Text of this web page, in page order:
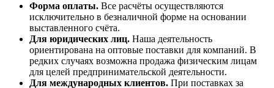
Форма оплаты. Все расчёты осуществляются
исключительно в безналичной форме на основании
выставленного счёта.
Для юридических лиц. Наша деятельность
ориентирована на оптовые поставки для компаний. В
редких случаях возможна продажа физическим лицам
для целей предпринимательской деятельности.
Для международных клиентов. При поставках за